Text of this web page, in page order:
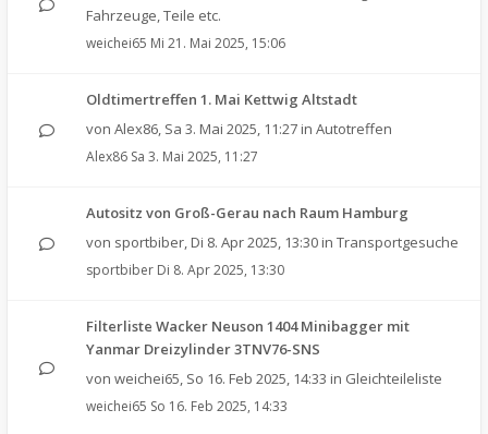
Fahrzeuge, Teile etc.
weichei65 Mi 21. Mai 2025, 15:06
Oldtimertreffen 1. Mai Kettwig Altstadt
von Alex86, Sa 3. Mai 2025, 11:27 in Autotreffen
Alex86 Sa 3. Mai 2025, 11:27
Autositz von Groß-Gerau nach Raum Hamburg
von sportbiber, Di 8. Apr 2025, 13:30 in Transportgesuche
sportbiber Di 8. Apr 2025, 13:30
Filterliste Wacker Neuson 1404 Minibagger mit
Yanmar Dreizylinder 3TNV76-SNS
von weichei65, So 16. Feb 2025, 14:33 in Gleichteileliste
weichei65 So 16. Feb 2025, 14:33